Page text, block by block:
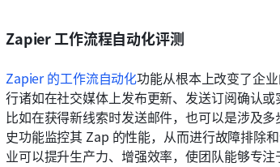
Zapier 工作流程自动化评测
Zapier 的工作流自动化功能从根本上改变了企
行诸如在社交媒体上发布更新、发送订阅确认
比如在获得新线索时发送邮件，也可以是涉及
史功能监控其 Zap 的性能，从而进行故障排除
业可以提升生产力、增强效率，使团队能够专注